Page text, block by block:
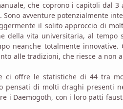
che coprono i capitoli dal
avventure potenzialmente
il solito approccio di
della vita universitaria, al tempo
neanche totalmente
alle tradizioni, che riesce a non
ci offre le statistiche di 44 tra
pensati di molti draghi presenti
i Daemogoth, con i loro patti